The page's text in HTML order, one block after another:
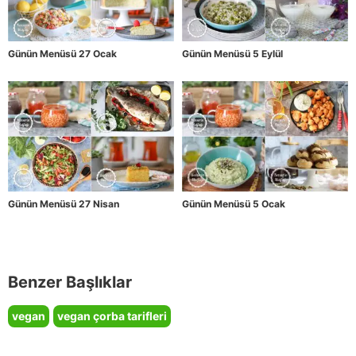
Günün Menüsü 27 Ocak Günün Menüsü 5 Eylül
Günün Menüsü 27 Nisan Günün Menüsü 5 Ocak
Benzer Başlıklar
vegan vegan çorba tarifleri